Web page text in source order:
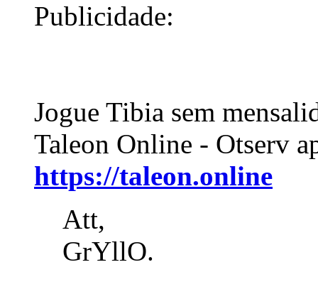
Publicidade:
Jogue Tibia sem
Taleon Online - Otserv
https://taleon.online
Att,
GrYllO.